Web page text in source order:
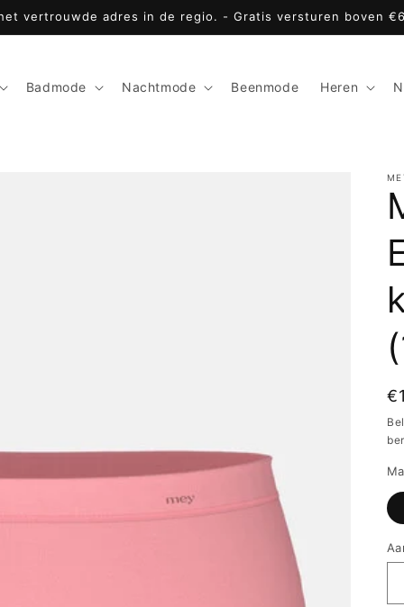
vertrouwde adres in de regio. - Gratis versturen boven
Badmode Nachtmode Beenmode Heren